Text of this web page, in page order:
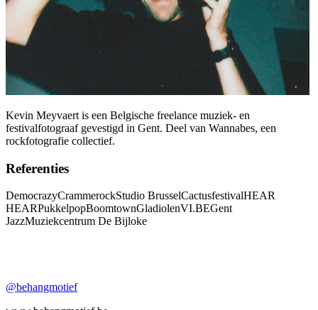
Kevin Meyvaert is een Belgische freelance muziek- en
festivalfotograaf gevestigd in Gent. Deel van Wannabes, een
rockfotografie collectief.
Referenties
DemocrazyCrammerockStudio BrusselCactusfestivalHEAR
HEARPukkelpopBoomtownGladiolenVI.BEGent
JazzMuziekcentrum De Bijloke
@behangmotief